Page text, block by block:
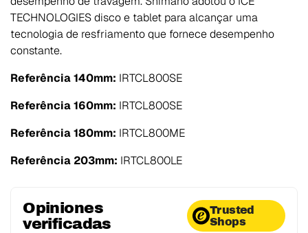
TECHNOLOGIES disco e tablet para alcançar uma
tecnologia de resfriamento que fornece desempenho
constante.
Referência 140mm: IRTCL800SE
Referência 160mm: IRTCL800SE
Referência 180mm: IRTCL800ME
Referência 203mm: IRTCL800LE
Opiniones
verificadas
Trusted
Shops